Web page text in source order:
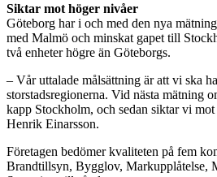
Siktar mot höger nivåer
Göteborg har i och med den nya
med Malmö och minskat gapet till
två enheter högre än Göteborgs.
– Vår uttalade målsättning är att vi ska
storstadsregionerna. Vid nästa mätning
kapp Stockholm, och sedan siktar vi
Henrik Einarsson.
Företagen bedömer kvaliteten på fem
Brandtillsyn, Bygglov, Markupplåtelse,